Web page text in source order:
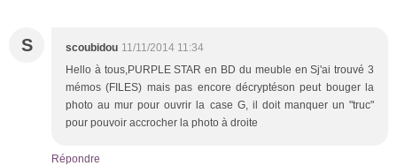
S scoubidou 11/11/2014 11:34
Hello à tous,PURPLE STAR en BD du meuble en Sj'ai trouvé 3
mémos (FILES) mais pas encore décryptéson peut bouger la
photo au mur pour ouvrir la case G, il doit manquer un "truc"
pour pouvoir accrocher la photo à droite
Répondre